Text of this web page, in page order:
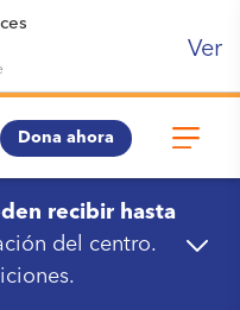
Ver
Dona ahora
recibir hasta
del centro.